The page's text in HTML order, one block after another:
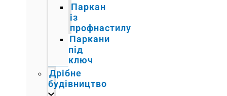
Паркан
із
профнастилу
Паркани
під
ключ
Дрібне
будівництво